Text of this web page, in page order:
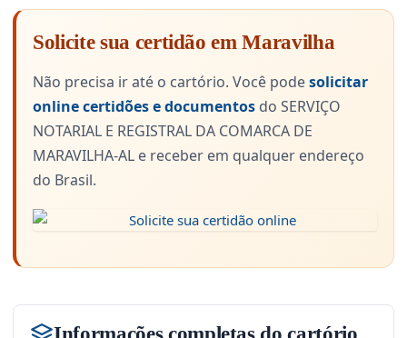
Solicite sua certidão em Maravilha
Não precisa ir até o cartório. Você podesolicitar
online certidões e documentos do SERVIÇO
NOTARIAL E REGISTRAL DA COMARCA DE
MARAVILHA-AL e receber em qualquer endereço
do Brasil.